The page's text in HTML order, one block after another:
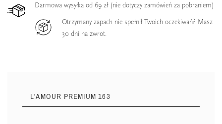
Darmowa wysyłka od 69 zł (nie dotyczy zamówień za pobraniem)
Otrzymany zapach nie spełnił Twoich oczekiwań? Masz
30 dni na zwrot.
L'AMOUR PREMIUM 163